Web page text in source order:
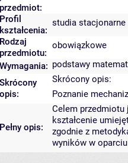
przedmiot:
Profil
kształcenia:
studia stacjonarne
Rodzaj
przedmiotu:
obowiązkowe
Wymagania: podstawy
Skrócony
opis:
Skrócony opis:
Poznanie
Pełny opis:
Celem
kształcenie
zgodnie z
wyników w